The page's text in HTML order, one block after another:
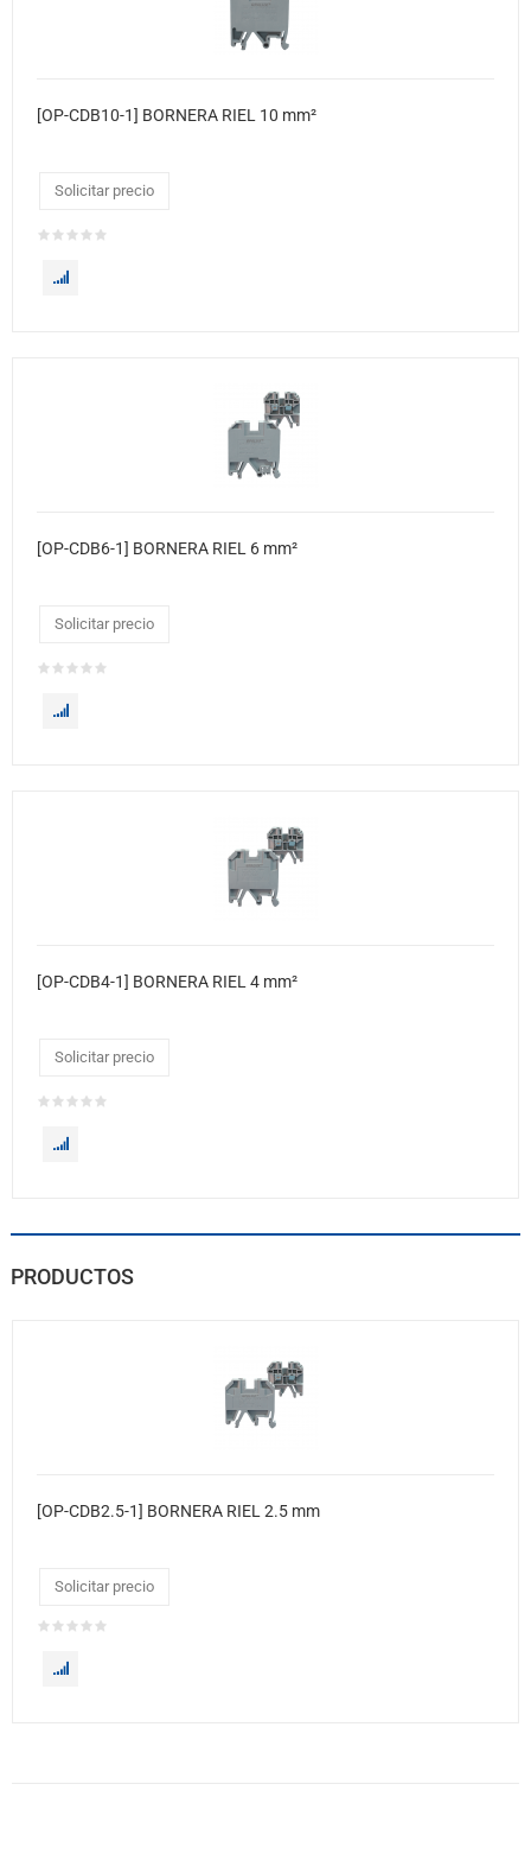
[OP-CDB10-1] BORNERA RIEL 10 mm²
Solicitar precio
[OP-CDB6-1] BORNERA RIEL 6 mm²
Solicitar precio
[OP-CDB4-1] BORNERA RIEL 4 mm²
Solicitar precio
PRODUCTOS
[OP-CDB2.5-1] BORNERA RIEL 2.5 mm
Solicitar precio